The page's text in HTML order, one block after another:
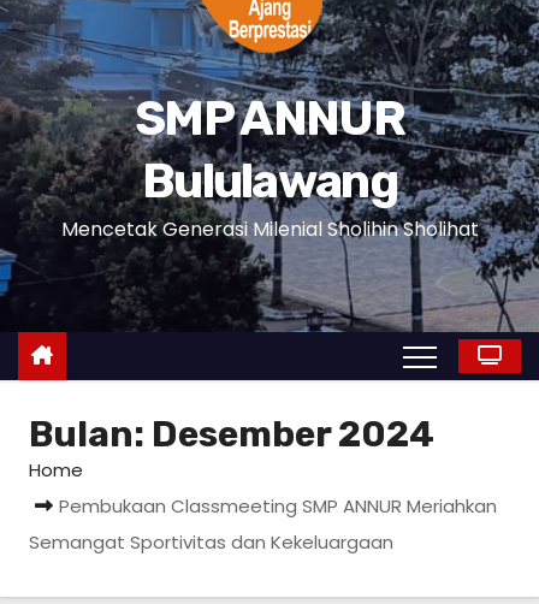
SMP ANNUR
Bululawang
Mencetak Generasi Milenial Sholihin Sholihat
Bulan: Desember 2024
Home
Pembukaan Classmeeting SMP ANNUR Meriahkan
Semangat Sportivitas dan Kekeluargaan